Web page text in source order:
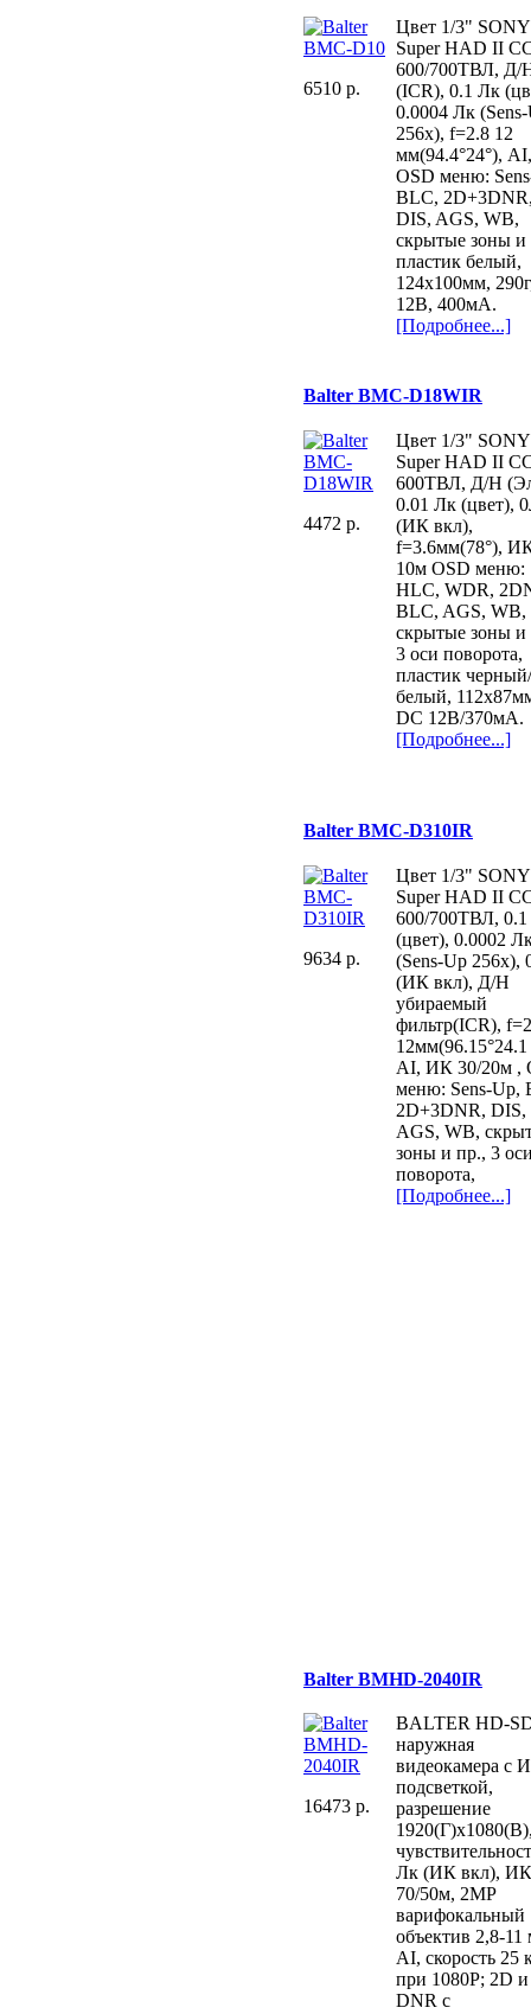
6510 p.
Цвет 1/3" SONY
Super HAD II
600/700ТВЛ, Д/
(ICR), 0.1 Лк
0.0004 Лк
256х), f=2.8 12
мм(94.4°24°),
OSD меню:
BLC,
DIS, AGS, WB,
скрытые зоны и
пластик белый,
124x100мм,
12В, 400мА.
[Подробнее...]
Balter BMC-D18WIR
4472 p.
Цвет 1/3" SONY
Super HAD II
600ТВЛ, Д/Н
0.01 Лк (цвет),
(ИК вкл),
f=3.6мм(78°),
10м OSD меню:
НLC, WDR,
BLC, AGS, WB,
скрытые зоны и
3 оси поворота,
пластик
белый,
DC 12B/370мА.
[Подробнее...]
Balter BMC-D310IR
9634 p.
Цвет 1/3" SONY
Super HAD II
600/700ТВЛ,
(цвет), 0.0002
(Sens-Up 256х),
(ИК вкл), Д/Н
убираемый
фильтр(ICR),
12мм(96.15°24.1
AI, ИК 30/20м ,
меню: Sens-Up,
2D+3DNR, DIS,
AGS, WB,
зоны и пр., 3
поворота,
[Подробнее...]
Balter BMHD-2040IR
16473 p.
BALTER HD-
наружная
видеокамера с
подсветкой,
разрешение
Лк (ИК вкл),
70/50м, 2MP
варифокальный
объектив 2,8-11
AI, скорость 25
при 1080P; 2D
DNR с